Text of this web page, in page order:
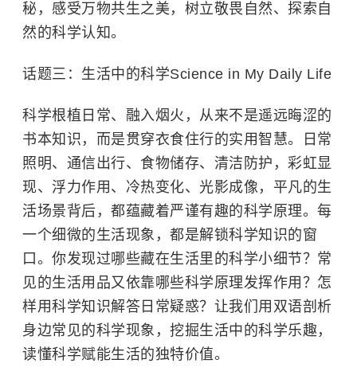
秘，感受万物共生之美，树立敬畏自然、探索自
然的科学认知。
话题三：生活中的科学Science in My Daily Life
科学根植日常、融入烟火，从来不是遥远晦涩的
书本知识，而是贯穿衣食住行的实用智慧。日常
照明、通信出行、食物储存、清洁防护，彩虹显
现、浮力作用、冷热变化、光影成像，平凡的生
活场景背后，都蕴藏着严谨有趣的科学原理。每
一个细微的生活现象，都是解锁科学知识的窗
口。你发现过哪些藏在生活里的科学小细节？常
见的生活用品又依靠哪些科学原理发挥作用？怎
样用科学知识解答日常疑惑？让我们用双语剖析
身边常见的科学现象，挖掘生活中的科学乐趣，
读懂科学赋能生活的独特价值。